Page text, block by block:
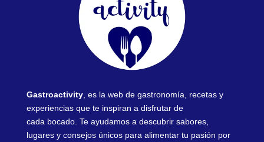
Gastroactivity, es la web de gastronomía, recetas y
experiencias que te inspiran a disfrutar de
cada bocado. Te ayudamos a descubrir sabores,
lugares y consejos únicos para alimentar tu pasión por